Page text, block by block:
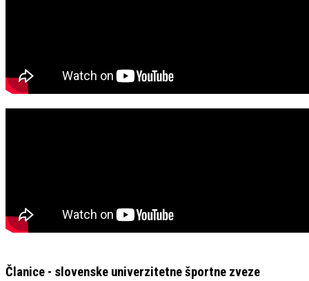
Članice - slovenske univerzitetne športne zveze